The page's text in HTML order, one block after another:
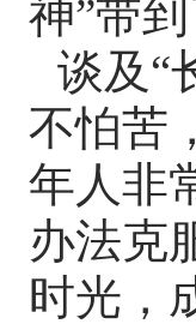
神”带到
谈及“
不怕苦
年人非
办法克
时光，